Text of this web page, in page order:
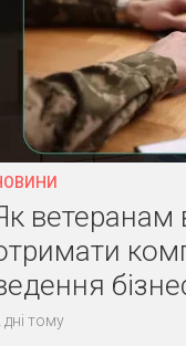
ветеранам
дні тому